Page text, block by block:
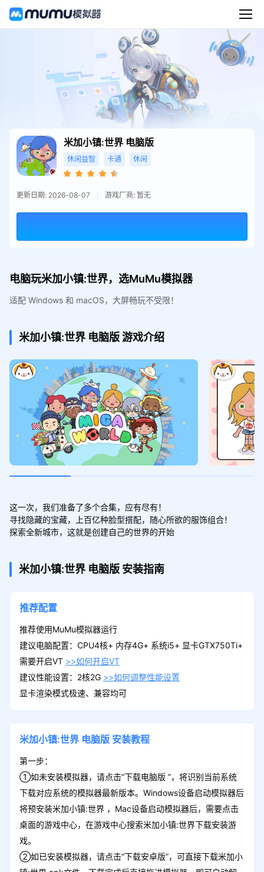
米加小镇:世界 电脑版
休闲益智 卡通 休闲
更新日期: 2026-08-07 游戏厂商: 暂无
电脑玩米加小镇:世界，选MuMu模拟器
适配 Windows 和 macOS，大屏畅玩不受限！
米加小镇:世界 电脑版游戏介绍
这一次，我们准备了多个合集，应有尽有！
寻找隐藏的宝藏，上百亿种脸型搭配，随心所欲的服饰组合！
探索全新城市，这就是创建自己的世界的开始
米加小镇:世界 电脑版 安装指南
推荐配置
推荐使用MuMu模拟器运行
建议电脑配置：CPU4核+ 内存4G+ 系统i5+ 显卡GTX750Ti+
需要开启VT >>如何开启VT
建议性能设置：2核2G >>如何调整性能设置
显卡渲染模式极速、兼容均可
米加小镇:世界 电脑版 安装教程
第一步：
①如未安装模拟器，请点击“下载电脑版 ”，将识别当前系统
下载对应系统的模拟器最新版本。Windows设备启动模拟器后
将预安装米加小镇:世界 ，Mac设备启动模拟器后，需要点击
桌面的游戏中心，在游戏中心搜索米加小镇:世界下载安装游
戏。
②如已安装模拟器，请点击“下载安卓版”，可直接下载米加小